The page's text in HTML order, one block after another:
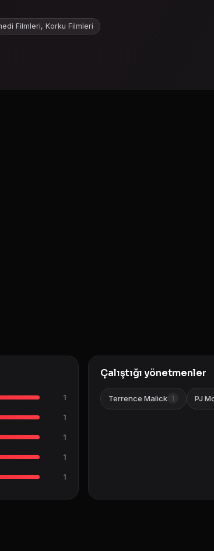
Filmleri, Korku Filmleri
1
1
1
1
1
Çalıştığı yönetmenler
Terrence Malick 1 PJ